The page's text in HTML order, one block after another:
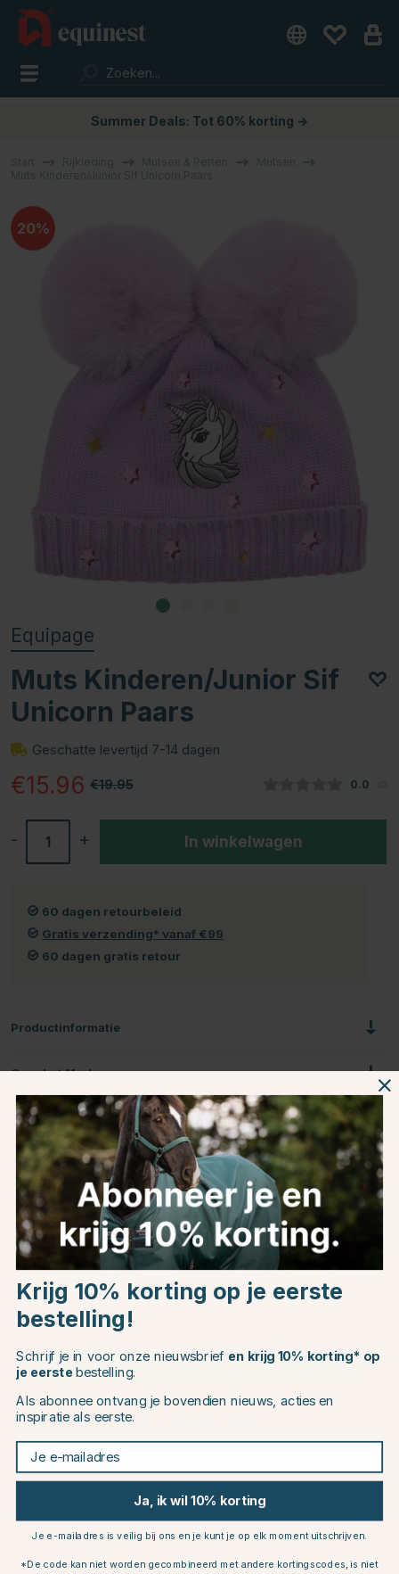
Summer Deals: Tot 60% korting →
20
Equipage
Muts Kinderen/Junior Sif
Unicorn Paars
Geschatte levertijd 7-14 dagen
€19.95
€15.96 0.0
+
- In winkelwagen
60 dagen retourbeleid
Gratis verzending* vanaf €99
60 dagen gratis retour
Productinformatie
Over het Merk
Productbeoordelingen
Dit vind je misschien ook leuk
50
MOUNTAIN HORSE
Muts Sparkle Marineblauw
Beoordeling: (7) 4.1 uit 5 sterren
50
MOUNTAIN HORSE
Beoordeling: (7) 4.1 uit 5 sterren
Choose country
EU
Krijg 10% korting op je eerste
bestelling!
Schrijf je in voor onze nieuwsbrief en krijg 10% korting* op
je eerstebestelling.
Als abonnee ontvang je bovendien nieuws, acties en
inspiratie als eerste.
Je e-mailadres
Ja, ik wil 10% korting
Je e-mailadres is veilig bij ons en je kunt je op elk moment uitschrijven.
*De code kan niet worden gecombineerd met andere kortingscodes, is niet